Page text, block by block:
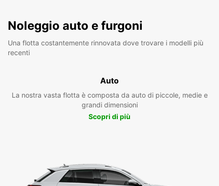
Noleggio auto e furgoni
Una flotta costantemente rinnovata dove trovare i modelli più
recenti
Auto
La nostra vasta flotta è composta da auto di piccole, medie e
grandi dimensioni
Scopri di più